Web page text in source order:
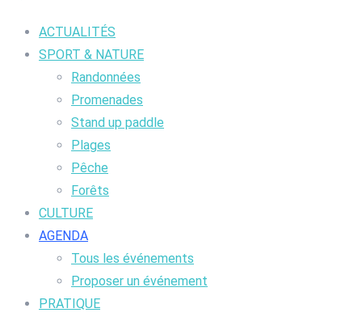
ACTUALITÉS
SPORT & NATURE
Randonnées
Promenades
Stand up paddle
Plages
Pêche
Forêts
CULTURE
AGENDA
Tous les événements
Proposer un événement
PRATIQUE